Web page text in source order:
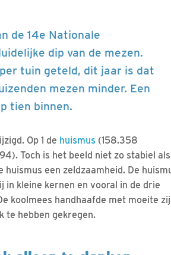
de 14e Nationale
dip van de mezen.
tuin geteld, dit jaar is dat
mezen minder. Een
tien binnen.
Op 1 de huismus (158.358
Toch is het beeld niet zo stabiel als
een zeldzaamheid. De
kleine kernen en vooral in de drie
koolmees handhaafde met moeite
te hebben gekregen.